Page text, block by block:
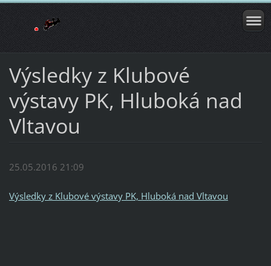
Výsledky z Klubové
výstavy PK, Hluboká nad
Vltavou
25.05.2016 21:09
Výsledky z Klubové výstavy PK, Hluboká nad Vltavou